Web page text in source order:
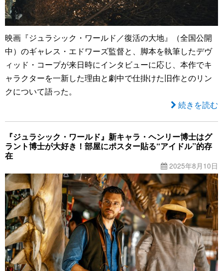
映画『ジュラシック・ワールド／復活の大地』（全国公開
中）のギャレス・エドワーズ監督と、脚本を執筆したデヴ
ィッド・コープが来日時にインタビューに応じ、本作でキ
ャラクターを一新した理由と劇中で仕掛けた旧作とのリン
クについて語った。
続きを読む
『ジュラシック・ワールド』新キャラ・ヘンリー博士はグ
ラント博士が大好き！部屋にポスター貼る“アイドル”的存
在
2025年8月10日